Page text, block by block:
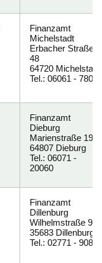
Finanzamt
Michelstadt
Erbacher Straße
48
64720 Michelstadt
Tel.: 06061 - 780
Finanzamt
Dieburg
Marienstraße 19
64807 Dieburg
Tel.: 06071 -
20060
Finanzamt
Dillenburg
Wilhelmstraße 9
35683 Dillenburg
Tel.: 02771 - 9080